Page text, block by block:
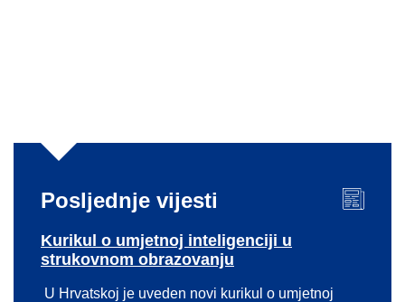
Posljednje vijesti
Kurikul o umjetnoj inteligenciji u
strukovnom obrazovanju
U Hrvatskoj je uveden novi kurikul o umjetnoj